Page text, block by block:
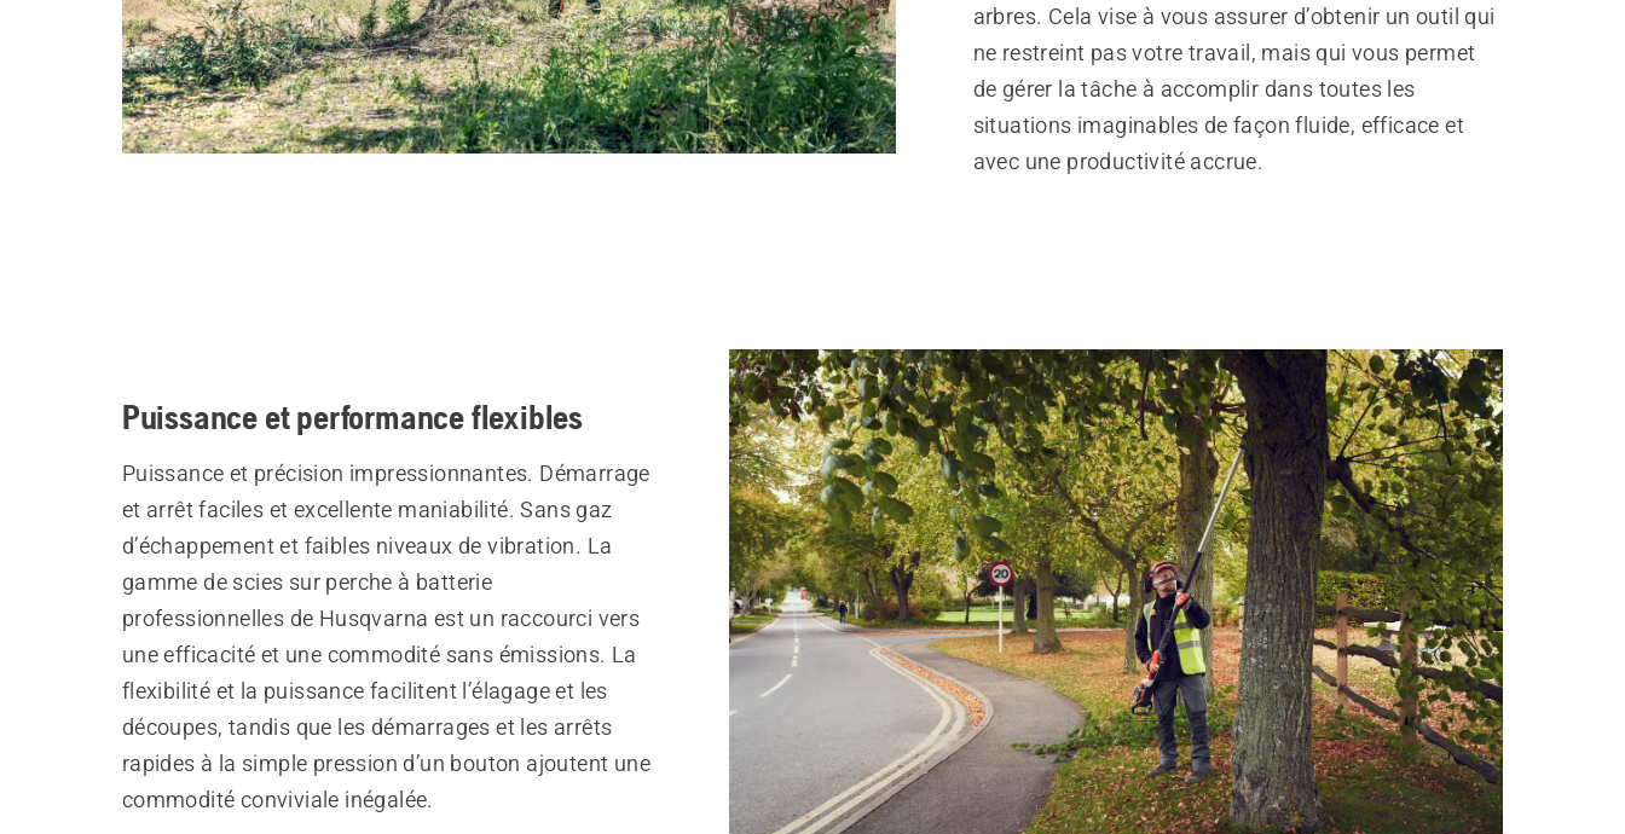
arbres. Cela vise à vous assurer d’obtenir un outil qui
ne restreint pas votre travail, mais qui vous permet
de gérer la tâche à accomplir dans toutes les
situations imaginables de façon fluide, efficace et
avec une productivité accrue.
Puissance et performance flexibles
Puissance et précision impressionnantes. Démarrage
et arrêt faciles et excellente maniabilité. Sans gaz
d’échappement et faibles niveaux de vibration. La
gamme de scies sur perche à batterie
professionnelles de Husqvarna est un raccourci vers
une efficacité et une commodité sans émissions. La
flexibilité et la puissance facilitent l’élagage et les
découpes, tandis que les démarrages et les arrêts
rapides à la simple pression d’un bouton ajoutent une
commodité conviviale inégalée.